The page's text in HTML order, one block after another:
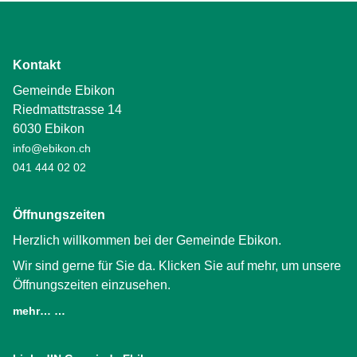
Kontakt
Gemeinde Ebikon
Riedmattstrasse 14
6030 Ebikon
info@ebikon.ch
041 444 02 02
Öffnungszeiten
Herzlich willkommen bei der Gemeinde Ebikon.
Wir sind gerne für Sie da. Klicken Sie auf mehr, um unsere
Öffnungszeiten einzusehen.
mehr… …